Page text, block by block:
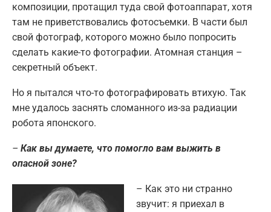
композиции, протащил туда свой фотоаппарат, хотя
там не приветствовались фотосъемки. В части был
свой фотограф, которого можно было попросить
сделать какие-то фотографии. Атомная станция –
секретный объект.
Но я пытался что-то фотографировать втихую. Так
мне удалось заснять сломанного из-за радиации
робота японского.
– Как вы думаете, что помогло вам выжить в
опасной зоне?
– Как это ни странно
звучит: я приехал в